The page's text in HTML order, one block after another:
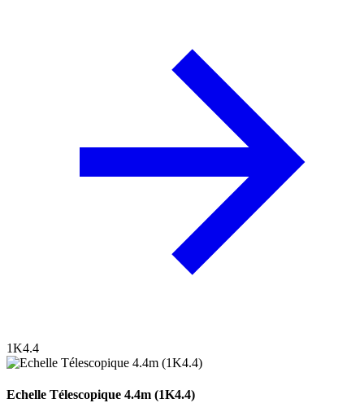
1K4.4
Echelle Télescopique 4.4m (1K4.4)